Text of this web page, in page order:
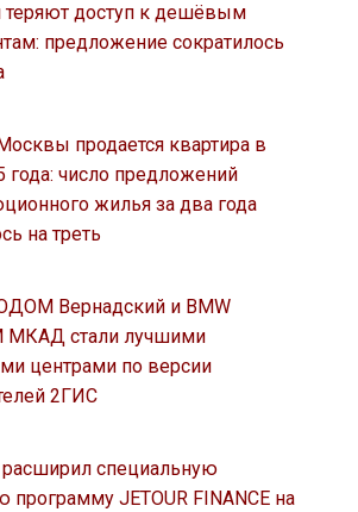
теряют доступ к дешёвым
предложение сократилось
продается квартира в
года: число предложений
жилья за два года
на треть
Вернадский и BMW
стали лучшими
центрами по версии
2ГИС
специальную
программу JETOUR FINANCE на